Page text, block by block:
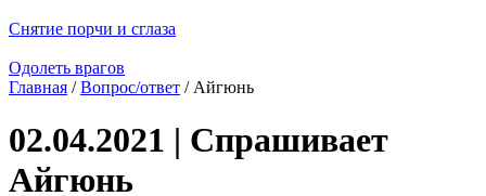
Снятие порчи и сглаза
Одолеть врагов
Главная /Вопрос/ответ / Айгюнь
02.04.2021 | Спрашивает
Айгюнь